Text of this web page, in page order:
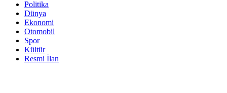
Politika
Dünya
Ekonomi
Otomobil
Spor
Kültür
Resmi İlan